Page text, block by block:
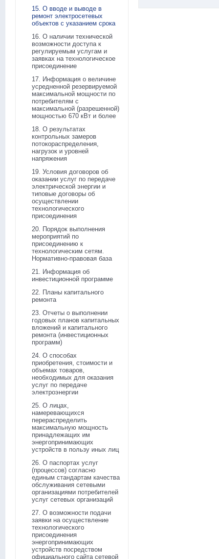
15. О вводе и выводе в
ремонт электросетевых
объектов с указанием срока
16. О наличии технической
возможности доступа к
регулируемым услугам и
заявках на технологическое
присоединение
17. Информация о величине
усредненной резервируемой
максимальной мощности по
потребителям с
максимальной (разрешенной)
мощностью 670 кВт и более
18. О результатах
контрольных замеров
потокораспределения,
нагрузок и уровней
напряжения
19. Условия договоров об
оказании услуг по передаче
электрической энергии и
типовые договоры об
осуществлении
технологического
присоединения
20. Порядок выполнения
мероприятий по
присоединению к
технологическим сетям.
Нормативно-правовая база
21. Информация об
инвестиционной программе
22. Планы капитального
ремонта
23. Отчеты о выполнении
годовых планов капитальных
вложений и капитального
ремонта (инвестиционных
программ)
24. О способах
приобретения, стоимости и
объемах товаров,
необходимых для оказания
услуг по передаче
электроэнергии
25. О лицах,
намеревающихся
перераспределить
максимальную мощность
принадлежащих им
энергопринимающих
устройств в пользу иных лиц
26. О паспортах услуг
(процессов) согласно
единым стандартам качества
обслуживания сетевыми
организациями потребителей
услуг сетевых организаций
27. О возможности подачи
заявки на осуществление
технологического
присоединения
энергопринимающих
устройств посредством
официального сайта сетевой